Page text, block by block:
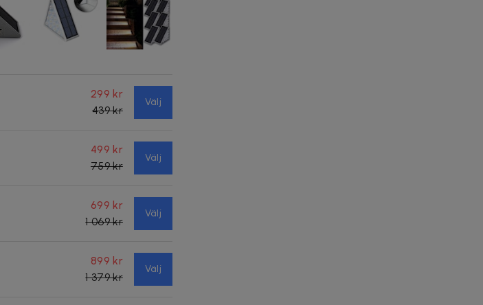
299 kr
439 kr
Välj
499 kr
759 kr
Välj
699 kr
1 069 kr
Välj
899 kr
1 379 kr
Välj